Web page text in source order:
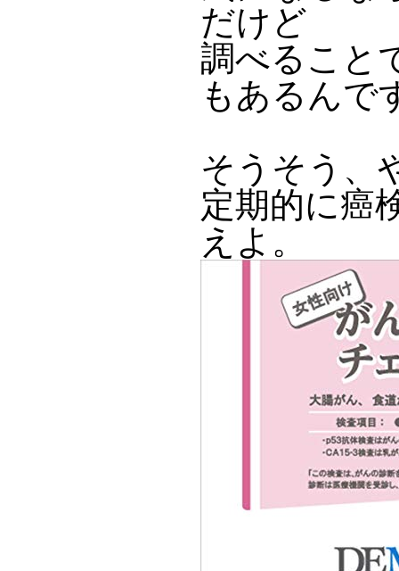
だけど
調べること
もあるんで
そうそう、
定期的に癌
えよ。